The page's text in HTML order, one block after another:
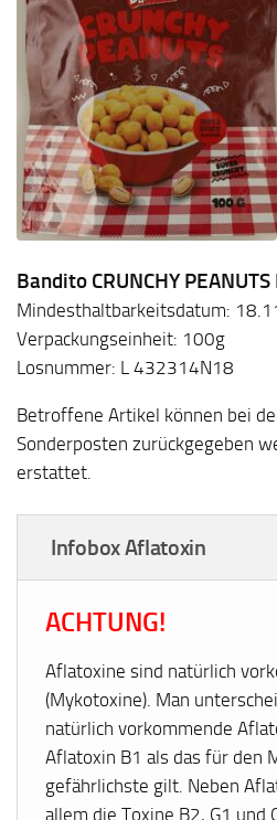
Bandito CRUNCHY PEANUTS
Mindesthaltbarkeitsdatum:
Verpackungseinheit: 100g
Losnummer: L 432314N18
Betroffene Artikel können bei
Sonderposten zurückgegeben
erstattet.
Infobox Aflatoxin
ACHTUNG!
Aflatoxine sind natürlich
(Mykotoxine). Man
natürlich vorkommende
Aflatoxin B1 als das für den
gefährlichste gilt. Neben
allem die Toxine B2, G1 und